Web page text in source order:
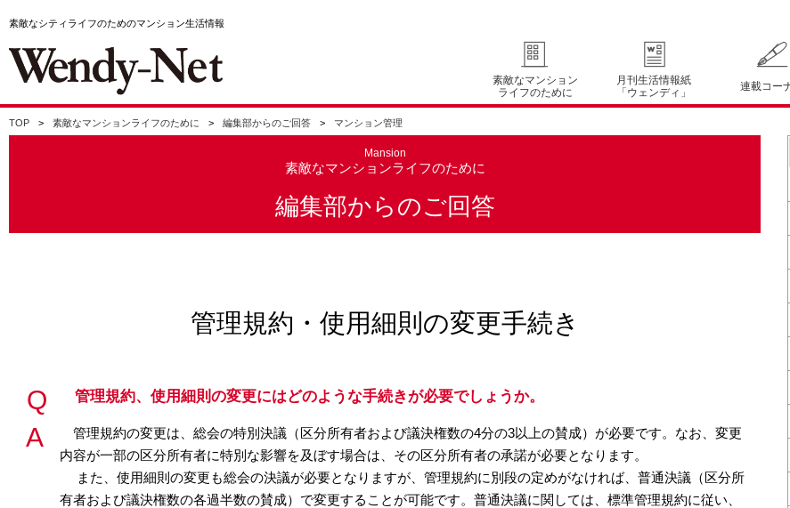
素敵なシティライフのためのマンション生活情報
素敵なマンション
ライフのために
月刊生活情報紙
「ウェンディ」
連載コー
TOP 素敵なマンションライフのために 編集部からのご回答 マンション管理
Mansion
素敵なマンションライフのために
編集部からのご回答
管理規約・使用細則の変更手続き
管理規約、使用細則の変更にはどのような手続きが必要でしょうか。
管理規約の変更は、総会の特別決議（区分所有者および議決権数の4分の3以上の賛成）が必要です。なお、変更
内容が一部の区分所有者に特別な影響を及ぼす場合は、その区分所有者の承諾が必要となります。
また、使用細則の変更も総会の決議が必要となりますが、管理規約に別段の定めがなければ、普通決議（区分所
有者および議決権数の各過半数の賛成）で変更することが可能です。普通決議に関しては、標準管理規約に従い、